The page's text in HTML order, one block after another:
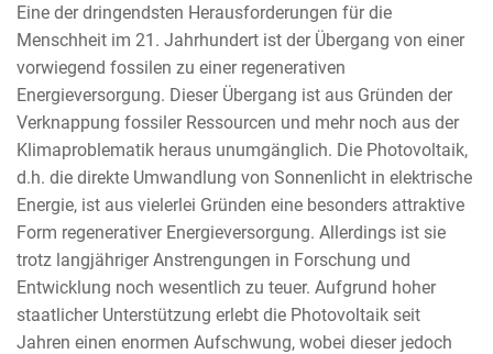
Eine der dringendsten Herausforderungen für die
Menschheit im 21. Jahrhundert ist der Übergang von einer
vorwiegend fossilen zu einer regenerativen
Energieversorgung. Dieser Übergang ist aus Gründen der
Verknappung fossiler Ressourcen und mehr noch aus der
Klimaproblematik heraus unumgänglich. Die Photovoltaik,
d.h. die direkte Umwandlung von Sonnenlicht in elektrische
Energie, ist aus vielerlei Gründen eine besonders attraktive
Form regenerativer Energieversorgung. Allerdings ist sie
trotz langjähriger Anstrengungen in Forschung und
Entwicklung noch wesentlich zu teuer. Aufgrund hoher
staatlicher Unterstützung erlebt die Photovoltaik seit
Jahren einen enormen Aufschwung, wobei dieser jedoch